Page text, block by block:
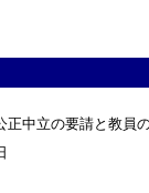
立の要請と教員の